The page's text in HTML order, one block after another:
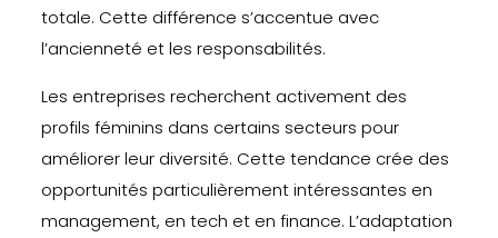
totale. Cette différence s’accentue avec
l’ancienneté et les responsabilités.
Les entreprises recherchent activement des
profils féminins dans certains secteurs pour
améliorer leur diversité. Cette tendance crée des
opportunités particulièrement intéressantes en
management, en tech et en finance. L’adaptation